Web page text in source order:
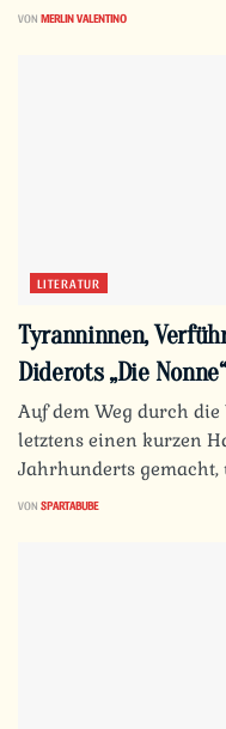
VON MERLIN VALENTINO
LITERATUR
Tyranninnen,
Diderots „Die Nonne“
Auf dem Weg durch
letztens einen kurzen
Jahrhunderts gemacht,
VON SPARTABUBE